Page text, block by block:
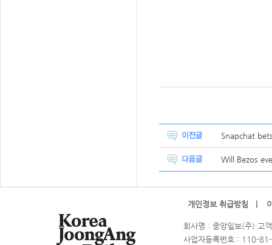
Snapchat
Will Bezos
개인정보 취급방침 |
회사명 : 중앙일보(주) 고
사업자등록번호 : 110-